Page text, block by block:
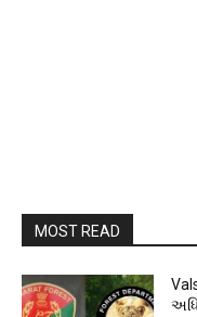
MOST READ